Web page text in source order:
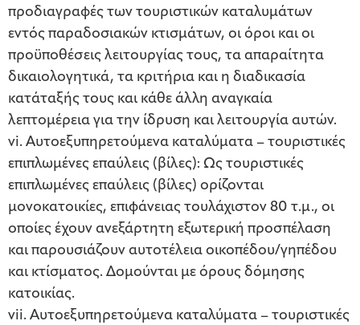
προδιαγραφές των τουριστικών καταλυμάτων
εντός παραδοσιακών κτισμάτων, οι όροι και οι
προϋποθέσεις λειτουργίας τους, τα απαραίτητα
δικαιολογητικά, τα κριτήρια και η διαδικασία
κατάταξής τους και κάθε άλλη αναγκαία
λεπτομέρεια για την ίδρυση και λειτουργία αυτών.
vi. Αυτοεξυπηρετούμενα καταλύματα – τουριστικές
επιπλωμένες επαύλεις (βίλες): Ως τουριστικές
επιπλωμένες επαύλεις (βίλες) ορίζονται
μονοκατοικίες, επιφάνειας τουλάχιστον 80 τ.μ., οι
οποίες έχουν ανεξάρτητη εξωτερική προσπέλαση
και παρουσιάζουν αυτοτέλεια οικοπέδου/γηπέδου
και κτίσματος. Δομούνται με όρους δόμησης
κατοικίας.
vii. Αυτοεξυπηρετούμενα καταλύματα – τουριστικές